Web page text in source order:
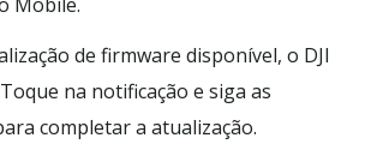
de firmware disponível, o DJI
na notificação e siga as
completar a atualização.